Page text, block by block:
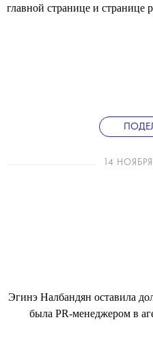
главной странице и странице
14
Эгинэ Налбандян оставила
была PR-менеджером в